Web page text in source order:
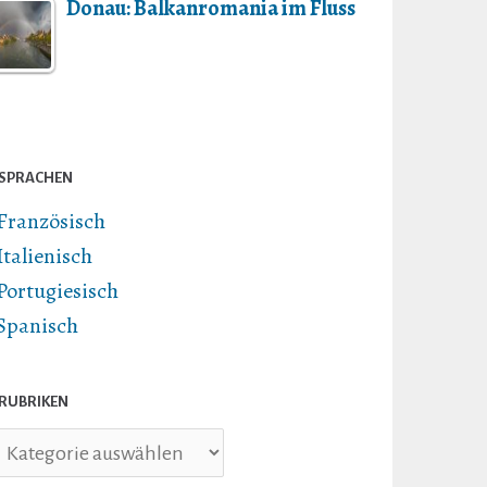
Donau: Balkanromania im Fluss